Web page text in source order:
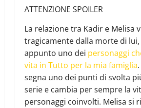
ATTENZIONE SPOILER
La relazione tra Kadir e Melisa
tragicamente dalla morte di lui,
appunto uno dei personaggi
vita in Tutto per la mia famiglia
segna uno dei punti di svolta
serie e cambia per sempre la
personaggi coinvolti. Melisa si